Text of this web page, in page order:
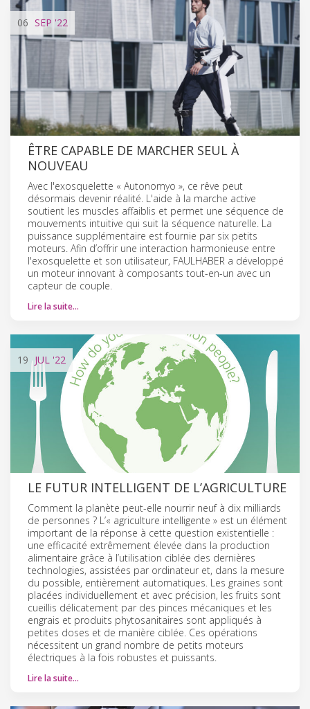
06 SEP '22
ÊTRE CAPABLE DE MARCHER SEUL À
NOUVEAU
Avec l'exosquelette « Autonomyo », ce rêve peut
désormais devenir réalité. L'aide à la marche active
soutient les muscles affaiblis et permet une séquence de
mouvements intuitive qui suit la séquence naturelle. La
puissance supplémentaire est fournie par six petits
moteurs. Afin d’offrir une interaction harmonieuse entre
l'exosquelette et son utilisateur, FAULHABER a développé
un moteur innovant à composants tout-en-un avec un
capteur de couple.
Lire la suite…
19 JUL '22
LE FUTUR INTELLIGENT DE L’AGRICULTURE
Comment la planète peut-elle nourrir neuf à dix milliards
de personnes ? L’« agriculture intelligente » est un élément
important de la réponse à cette question existentielle :
une efficacité extrêmement élevée dans la production
alimentaire grâce à l’utilisation ciblée des dernières
technologies, assistées par ordinateur et, dans la mesure
du possible, entièrement automatiques. Les graines sont
placées individuellement et avec précision, les fruits sont
cueillis délicatement par des pinces mécaniques et les
engrais et produits phytosanitaires sont appliqués à
petites doses et de manière ciblée. Ces opérations
nécessitent un grand nombre de petits moteurs
électriques à la fois robustes et puissants.
Lire la suite…